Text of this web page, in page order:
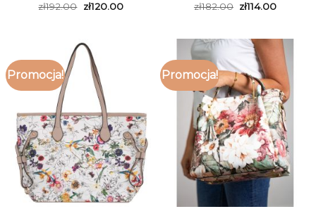
zł192.00 zł120.00
zł182.00 zł114.00
Promocja! Promocja!